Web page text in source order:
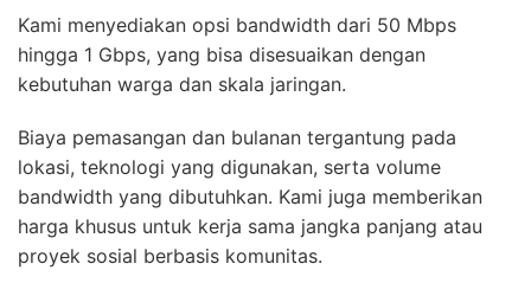
Kami menyediakan opsi bandwidth dari 50 Mbps
hingga 1 Gbps, yang bisa disesuaikan dengan
kebutuhan warga dan skala jaringan.
Biaya pemasangan dan bulanan tergantung pada
lokasi, teknologi yang digunakan, serta volume
bandwidth yang dibutuhkan. Kami juga memberikan
harga khusus untuk kerja sama jangka panjang atau
proyek sosial berbasis komunitas.